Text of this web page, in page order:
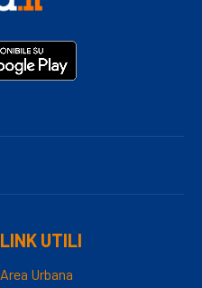
LINK UTILI
Area Urbana